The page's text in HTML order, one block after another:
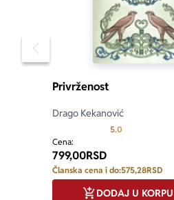
Pomeranje sadržaja slajdera
Privrženost
Drago Kekanović
5.0
Cena:
799,00RSD
Članska cena i do:575,28RSD
DODAJ U KORPU